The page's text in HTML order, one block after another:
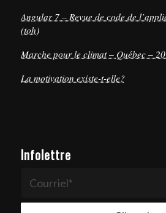
Angular 7 – Revue de code de
(toh)
Marche pour le climat – Québec –
La motivation existe-t-elle?
Infolettre